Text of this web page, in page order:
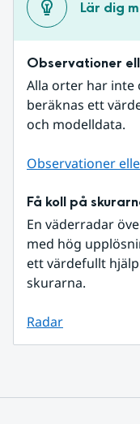
Lär dig
Observationer
Alla orter har inte
beräknas ett
och modelldata.
Observationer
Få koll på
En väderradar
med hög
ett värdefullt
skurarna.
Radar